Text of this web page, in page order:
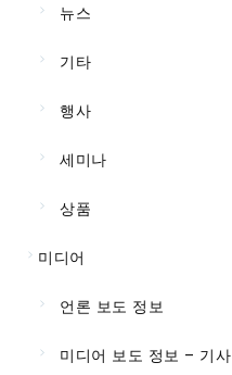
뉴스
기타
행사
세미나
상품
미디어
언론 보도 정보
미디어 보도 정보 – 기사